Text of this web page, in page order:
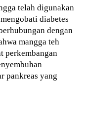
telah digunakan
diabetes
dengan
mangga teh
perkembangan
pankreas yang